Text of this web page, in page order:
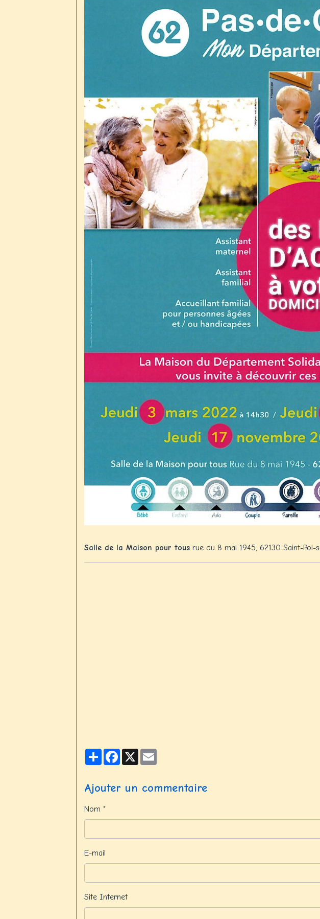
Salle de la Maison pour tous rue du 8 mai 1945, 62130 Saint-Pol-
PartagerFacebook
X
Ajouter un commentaire
Nom
E-mail
Site Internet